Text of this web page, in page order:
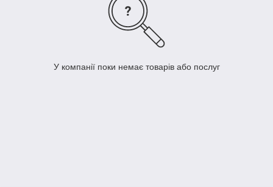
У компанії поки немає товарів або послуг